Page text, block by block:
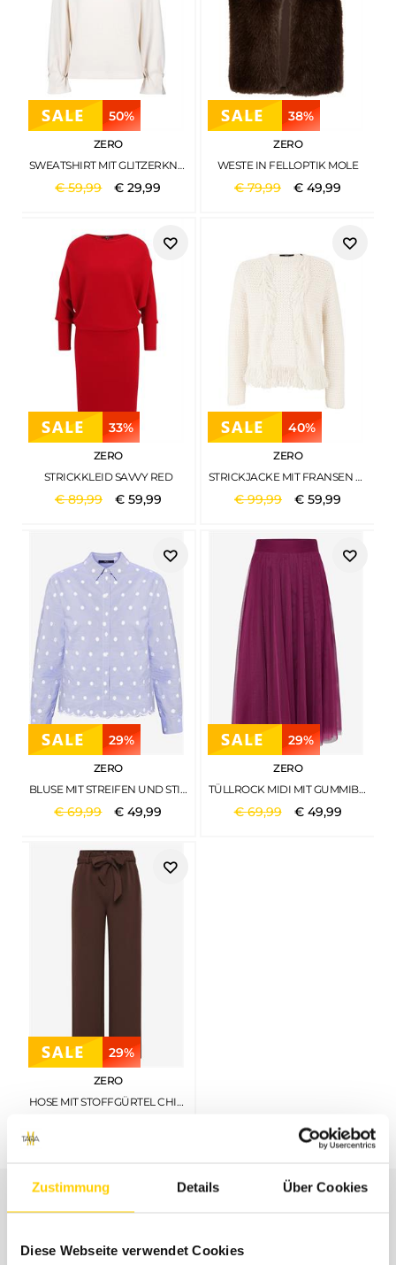
Zustimmung Details Über Cookies
Diese Webseite verwendet Cookies
50%
ZERO
SWEATSHIRT MIT GLITZERKNOPF EGGNOG
€59,99 €29,99
38%
ZERO
WESTE IN FELLOPTIK MOLE
€79,99 €49,99
33%
ZERO
STRICKKLEID SAVVY RED
€89,99 € 59,99
40%
ZERO
STRICKJACKE MIT FRANSEN CREAMWHITE
€99,99 €59,99
29%
ZERO
BLUSE MIT STREIFEN UND STICKEREI BLUEWHITE
€69,99 €49,99
29%
ZERO
TÜLLROCK MIDI MIT GUMMIBUND MAGENTA PURPLE
€69,99 € 49,99
29%
ZERO
HOSE MIT STOFFGÜRTEL CHICORY COFFEE
UNSER SERVICE